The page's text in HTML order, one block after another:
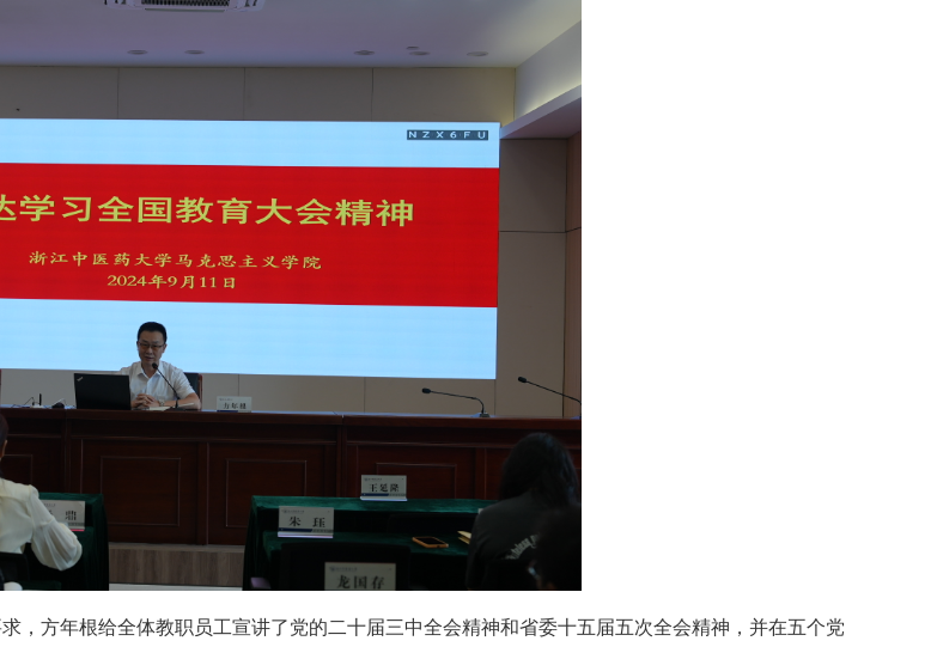
，方年根给全体教职员工宣讲了党的二十届三中全会精神和省委十五届五次全会精神，并在五个党